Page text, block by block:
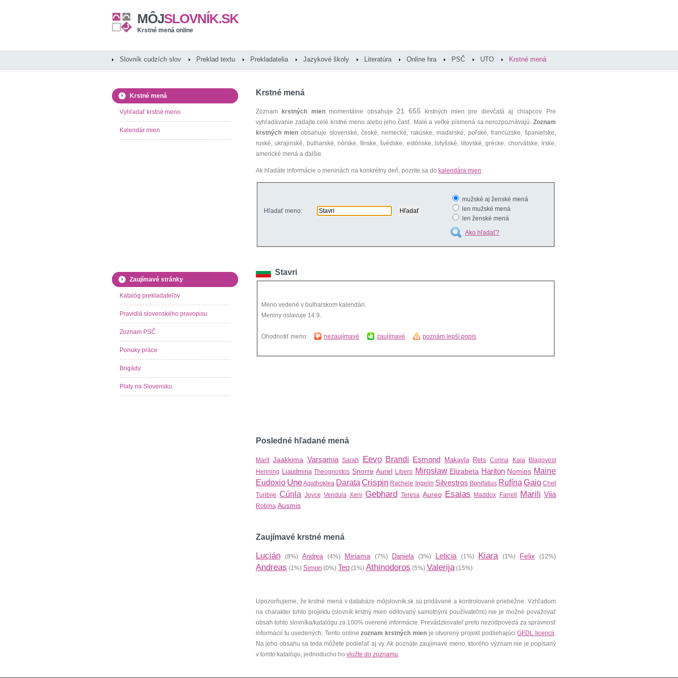
MÔJSLOVNÍK.SK
Krstné mená online
Slovník cudzích slov Preklad textu Prekladatelia Jazykové školy Literatúra Online hra PSČ UTO Krstné mená
Krstné mená
Zoznam krstných mienmomentálne obsahuje 21 655 krstných mien pre dievčatá aj chlapcov. Pre
vyhľadávanie zadajte celé krstné meno alebo jeho časť. Malé a veľké písmená sa nerozpoznávajú. Zoznam
krstných mien obsahuje slovenské, české, nemecké, rakúske, maďarské, poľské, francúzske, španielske,
ruské, ukrajinské, bulharské, nórske, fínske, švédske, estónske, lotyšské, litovské, grécke, chorvátske, írske,
americké mená a ďalšie.
Ak hľadáte informácie o meninách na konkrétny deň, pozrite sa do kalendára mien.
Hľadať meno:
mužské aj ženské mená
len mužské mená
len ženské mená
Ako hľadať?
Stavri
Meno vedené v bulharskom kalendári.
Meniny oslavuje 14.9.
Ohodnotiť meno: nezaujímavé zaujímavé poznám lepší popis
Posledné hľadané mená
Marit Jaakkima Varsamia Sarah Eevo Brandi Esmond Makayla Rets Corina Kaia
Blagovest
Henning Liaudmina Theognostos Snorre Aurel Libero Mirosław Elizabeta Hariton Nomios Maine
Eudoxio UneAgathoklea Darata Crispin Rachele Ingelin Silvestros Bonifatius Rufína Gaio Chet
Turibije Cúnla Joyce Vendula Xeni Gebhard Teresa Aureo Esaias Maddox Farrell Marili Viia
Robina Ausmis
Zaujímavé krstné mená
Lucián (8%)Andrea(4%) Miriama (7%) Daniela(3%) Leticia(1%) Kiara(1%) Felix (12%)
Andreas (1%) Simon (0%) Teo (1%) Athinodoros (5%) Valerija(15%)
Upozorňujeme, že krstné mená v databáze môjslovník.sk sú pridávané a kontrolované priebežne. Vzhľadom
na charakter tohto projektu (slovník krstný mien editovaný samotnými používateľmi) nie je možné považovať
obsah tohto slovníka/katalógu za 100% overené informácie. Prevádzkovateľ preto nezodpovedá za správnosť
informácií tu uvedených. Tento onlinezoznam krstných mienje otvorený projekt podliehajúciGFDL licencii.
Na jeho obsahu sa teda môžete podieľať aj vy. Ak poznáte zaujímavé meno, ktorého význam nie je popísaný
v tomto katalógu, jednoducho ho vložte do zoznamu.
Krstné mená
Vyhľadať krstné meno
Kalendár mien
Zaujímavé stránky
Katalóg prekladateľov
Pravidlá slovenského pravopisu
Zoznam PSČ
Ponuky práce
Brigády
Platy na Slovensku